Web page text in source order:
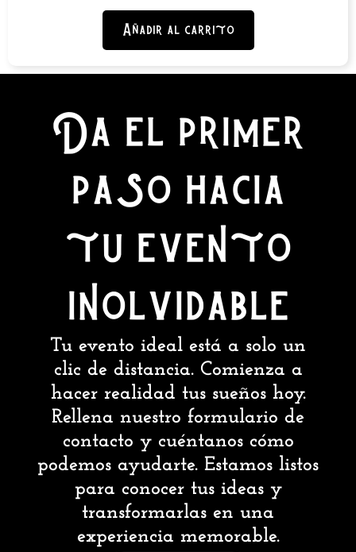
Añadir al carrito
Da el primer
paso hacia
tu evento
inolvidable
Tu evento ideal está a solo un
clic de distancia. Comienza a
hacer realidad tus sueños hoy.
Rellena nuestro formulario de
contacto y cuéntanos cómo
podemos ayudarte. Estamos listos
para conocer tus ideas y
transformarlas en una
experiencia memorable.